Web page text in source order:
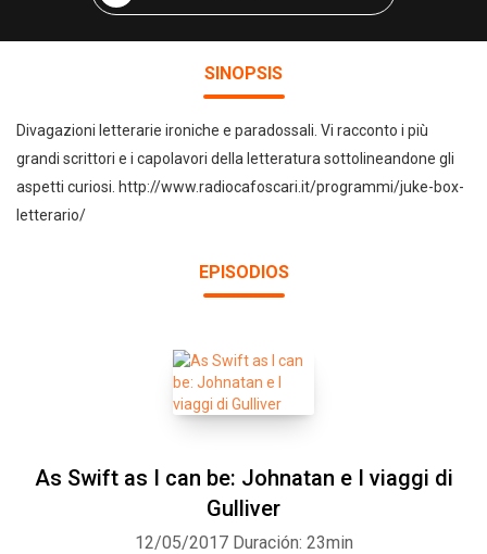
SINOPSIS
Divagazioni letterarie ironiche e paradossali. Vi racconto i più
grandi scrittori e i capolavori della letteratura sottolineandone gli
aspetti curiosi. http://www.radiocafoscari.it/programmi/juke-box-
letterario/
EPISODIOS
As Swift as I can be: Johnatan e I viaggi di
Gulliver
12/05/2017 Duración: 23min